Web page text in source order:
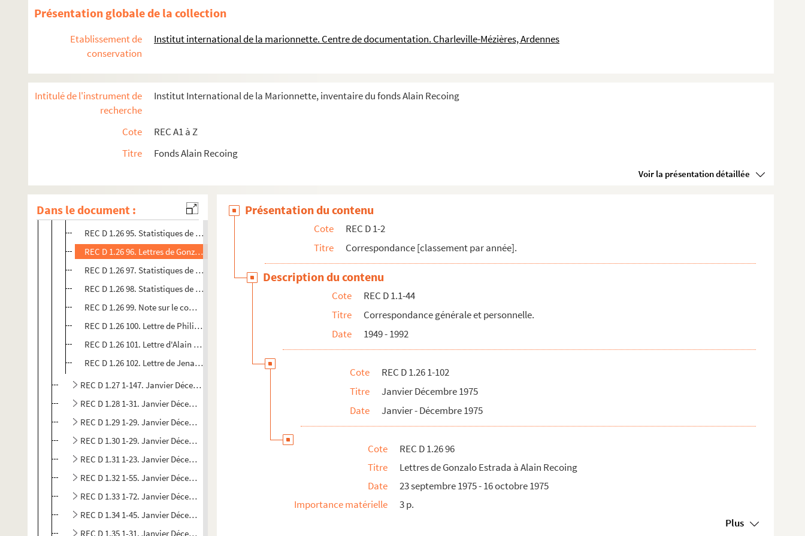
Présentation globale de la collection
Etablissement de
conservation
Institut international de la marionnette. Centre de documentation. Charleville-Mézières, Ardennes
Intitulé de l'instrument de
recherche
Institut International de la Marionnette, inventaire du fonds Alain Recoing
Cote
REC A1 à Z
Titre
Fonds Alain Recoing
Voir la présentation détaillée
Dans le document :
REC D 1.26 83. Lettres entre Jill Lucas et Alain Recoing
REC D 1.26 85. Lettres entre l'école maternelle Montry et Alain Recoing
REC D 1.26 87. Lettre avec programme à compléter pour la socité des auteurs compositeurs et éditeurs de musique
REC D 1.26 88. Contrat entre F. Guillemin et Alain Recoing
REC D 1.26 91. Lettre de Georges Le Car à Alain Recoing
REC D 1.26 93. Lettres entre Gonzalo Estrada et Alain Recoing
REC D 1.26 94. Tableaux statistiques de Gonzalo Estrada à Alain Recoing
REC D 1.26 95. Statistiques de Gonzalo Estrada à Alain Recoing
REC D 1.26 96. Lettres de Gonzalo Estrada à Alain Recoing
REC D 1.26 97. Statistiques de comptabilité sur le festival de la marionnette à Vincennes
REC D 1.26 98. Statistiques de comptabilité sur les cachets reçus par Alain Recoing pour des représentations en déc...
REC D 1.26 99. Note sur le compte bancaire du Théâtre des quartiers d'Ivry
REC D 1.26 100. Lettre de Philippe Tixier et P. Mavel à Alain Recoing
REC D 1.26 101. Lettre d'Alain Recoing au Rennaissance Theatre Trust
REC D 1.26 102. Lettre de Jena-Paul Schoffit à Alain Recoing
REC D 1.27 1-147. Janvier Décembre 1976
REC D 1.28 1-31. Janvier Décembre 1977
REC D 1.29 1-29. Janvier Décembre 1978
REC D 1.30 1-29. Janvier Décembre 1979
REC D 1.31 1-23. Janvier Décembre 1980
REC D 1.32 1-55. Janvier Décembre 1981
REC D 1.33 1-72. Janvier Décembre 1982
REC D 1.34 1-45. Janvier Décembre 1983
REC D 1.35 1-31. Janvier Décembre 1984
Présentation du contenu
Cote
REC D 1-2
Titre
Correspondance [classement par année].
Description du contenu
Cote
REC D 1.1-44
Titre
Correspondance générale et personnelle.
Date
1949 - 1992
Cote
REC D 1.26 1-102
Titre
Janvier Décembre 1975
Date
Janvier - Décembre 1975
Cote
REC D 1.26 96
Titre
Lettres de Gonzalo Estrada à Alain Recoing
Date
23 septembre 1975 - 16 octobre 1975
Importance matérielle
3 p.
Plus